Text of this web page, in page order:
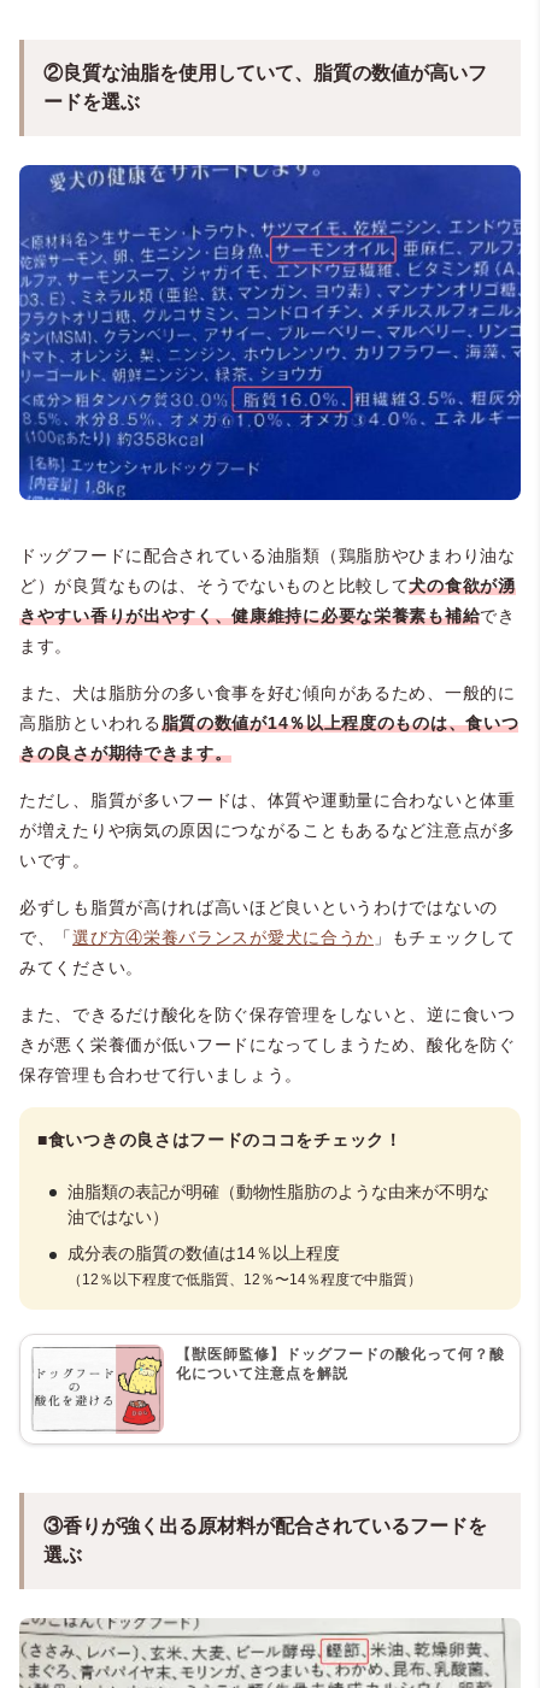
②良質な油脂を使用していて、脂質の数値が高いフ
ードを選ぶ
ドッグフードに配合されている油脂類（鶏脂肪やひまわり油な
ど）が良質なものは、そうでないものと比較して犬の食欲が湧
きやすい香りが出やすく、健康維持に必要な栄養素も補給でき
ます。
また、犬は脂肪分の多い食事を好む傾向があるため、一般的に
高脂肪といわれる脂質の数値が14％以上程度のものは、食いつ
きの良さが期待できます。
ただし、脂質が多いフードは、体質や運動量に合わないと体重
が増えたりや病気の原因につながることもあるなど注意点が多
いです。
必ずしも脂質が高ければ高いほど良いというわけではないの
で、「選び方④栄養バランスが愛犬に合うか 」もチェックして
みてください。
また、できるだけ酸化を防ぐ保存管理をしないと、逆に食いつ
きが悪く栄養価が低いフードになってしまうため、酸化を防ぐ
保存管理も合わせて行いましょう。
■食いつきの良さはフードのココをチェック！
油脂類の表記が明確（動物性脂肪のような由来が不明な
油ではない）
成分表の脂質の数値は14％以上程度
（12％以下程度で低脂質、12％〜14％程度で中脂質）
【獣医師監修】ドッグフードの酸化って何？酸
化について注意点を解説
③香りが強く出る原材料が配合されているフードを
選ぶ